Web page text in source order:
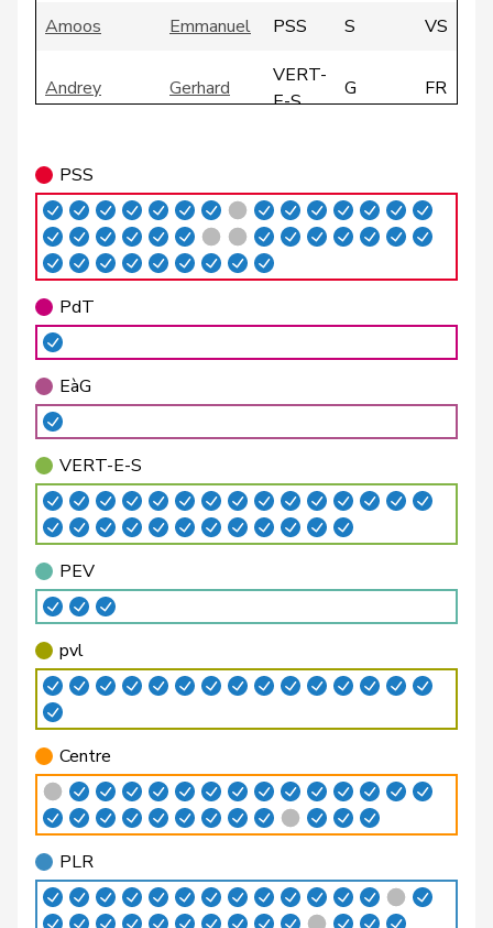
Amoos
Emmanuel PSS S VS
Andrey Gerhard
VERT-
E-S
G FR
Badertscher Christine
VERT-
E-S
G BE
Badran Jacqueline PSS S
ZH
Barrile
Angelo PSS S ZH
Baumann
Bäumle Martin pvl GL
ZH
Bellaiche
Judith pvl GL
ZH
Bendahan
Samuel PSS S
VD
Berthoud
Alexandre PLR RL
VD
Bertschy
Binder-Keller
Marianne Centre M-E
AG
Bircher
Martina UDC V
AG
Birrer-Heimo
Prisca PSS S
LU
Bourgeois
Jacques PLR RL FR
Bregy
Philipp
Matthias
Centre M-E VS
PSS
PdT
EàG
VERT-E-S
PEV
pvl
Centre
PLR